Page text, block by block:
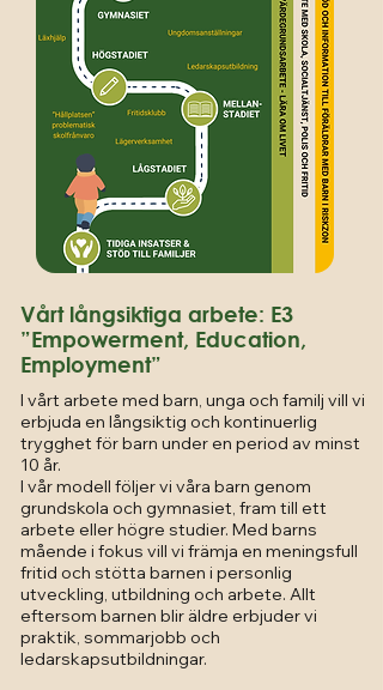
Vårt långsiktiga arbete: E3
”Empowerment, Education,
Employment”
I vårt arbete med barn, unga och familj vill vi
erbjuda en långsiktig och kontinuerlig
trygghet för barn under en period av minst
10 år.
I vår modell följer vi våra barn genom
grundskola och gymnasiet, fram till ett
arbete eller högre studier. Med barns
mående i fokus vill vi främja en meningsfull
fritid och stötta barnen i personlig
utveckling, utbildning och arbete. Allt
eftersom barnen blir äldre erbjuder vi
praktik, sommarjobb och
ledarskapsutbildningar.